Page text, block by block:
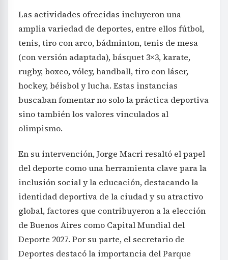
Las actividades ofrecidas incluyeron una
amplia variedad de deportes, entre ellos fútbol,
tenis, tiro con arco, bádminton, tenis de mesa
(con versión adaptada), básquet 3×3, karate,
rugby, boxeo, vóley, handball, tiro con láser,
hockey, béisbol y lucha. Estas instancias
buscaban fomentar no solo la práctica deportiva
sino también los valores vinculados al
olimpismo.
En su intervención, Jorge Macri resaltó el papel
del deporte como una herramienta clave para la
inclusión social y la educación, destacando la
identidad deportiva de la ciudad y su atractivo
global, factores que contribuyeron a la elección
de Buenos Aires como Capital Mundial del
Deporte 2027. Por su parte, el secretario de
Deportes destacó la importancia del Parque